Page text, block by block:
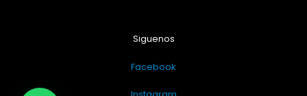
Siguenos
Facebook